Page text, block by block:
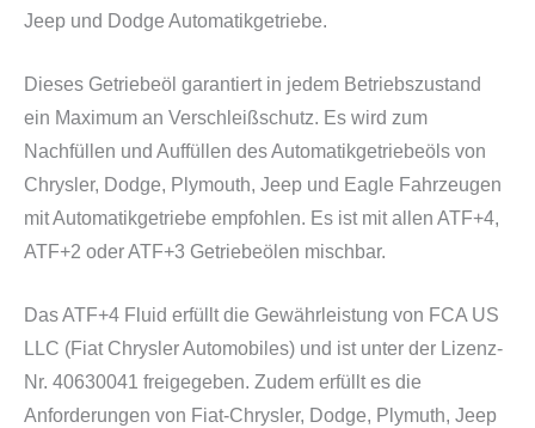
Jeep und Dodge Automatikgetriebe.
Dieses Getriebeöl garantiert in jedem Betriebszustand
ein Maximum an Verschleißschutz. Es wird zum
Nachfüllen und Auffüllen des Automatikgetriebeöls von
Chrysler, Dodge, Plymouth, Jeep und Eagle Fahrzeugen
mit Automatikgetriebe empfohlen. Es ist mit allen ATF+4,
ATF+2 oder ATF+3 Getriebeölen mischbar.
Das ATF+4 Fluid erfüllt die Gewährleistung von FCA US
LLC (Fiat Chrysler Automobiles) und ist unter der Lizenz-
Nr. 40630041 freigegeben. Zudem erfüllt es die
Anforderungen von Fiat-Chrysler, Dodge, Plymuth, Jeep